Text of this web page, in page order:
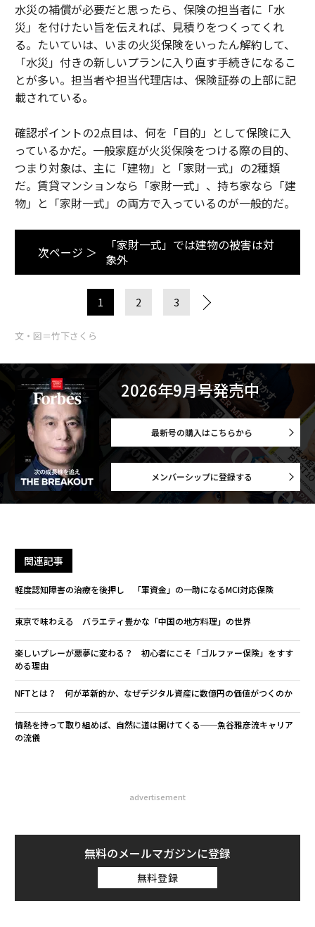
水災の補償が必要だと思ったら、保険の担当者に「水
災」を付けたい旨を伝えれば、見積りをつくってくれ
る。たいていは、いまの火災保険をいったん解約して、
「水災」付きの新しいプランに入り直す手続きになるこ
とが多い。担当者や担当代理店は、保険証券の上部に記
載されている。
確認ポイントの2点目は、何を「目的」として保険に入
っているかだ。一般家庭が火災保険をつける際の目的、
つまり対象は、主に「建物」と「家財一式」の2種類
だ。賃貸マンションなら「家財一式」、持ち家なら「建
物」と「家財一式」の両方で入っているのが一般的だ。
次ページ ＞
「家財一式」では建物の被害は対
象外
1 2 3
文・図＝竹下さくら
2026年9月号発売中
最新号の購入はこちらから
メンバーシップに登録する
関連記事
軽度認知障害の治療を後押し 「軍資金」の一助になるMCI対応保険
東京で味わえる バラエティ豊かな「中国の地方料理」の世界
楽しいプレーが悪夢に変わる？ 初心者にこそ「ゴルファー保険」をすす
める理由
NFTとは？ 何が革新的か、なぜデジタル資産に数億円の価値がつくのか
情熱を持って取り組めば、自然に道は開けてくる──魚谷雅彦流キャリア
の流儀
advertisement
無料のメールマガジンに登録
無料登録